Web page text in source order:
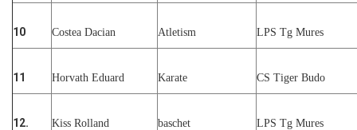
10 Costea Dacian Atletism LPS Tg Mures
11 Horvath Eduard Karate CS Tiger Budo
12. Kiss Rolland baschet LPS Tg Mures